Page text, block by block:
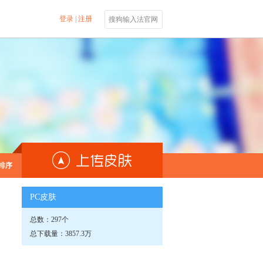
登录| 注册 搜狗输入法官网
序
PC皮肤
总数：297个
总下载量：3857.3万